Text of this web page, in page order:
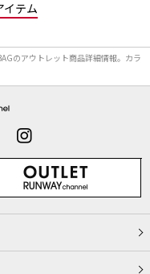
イテム
のアウトレット商品詳細情報。カラ